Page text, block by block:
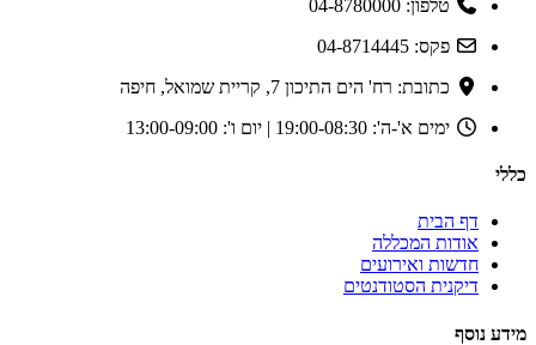
טלפון: 04-8780000
פקס: 04-8714445
כתובת: רח' הים התיכון 7, קריית שמואל, חיפה
ימים א'-ה': 19:00-08:30 | יום ו': 13:00-09:00
כללי
דף הבית
אודות המכללה
חדשות ואירועים
דיקנית הסטודנטים
מידע נוסף